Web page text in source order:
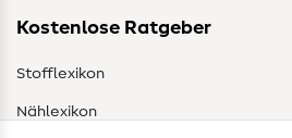
Kostenlose Ratgeber
Stofflexikon
Nählexikon